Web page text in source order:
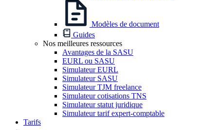
Modèles de document
Guides
Nos meilleures ressources
Avantages de la SASU
EURL ou SASU
Simulateur EURL
Simulateur SASU
Simulateur TJM freelance
Simulateur cotisations TNS
Simulateur statut juridique
Simulateur tarif expert-comptable
Tarifs